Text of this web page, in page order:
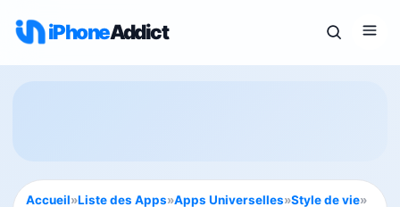
iPhoneAddict
Accueil»Liste des Apps»Apps Universelles»Style de vie»